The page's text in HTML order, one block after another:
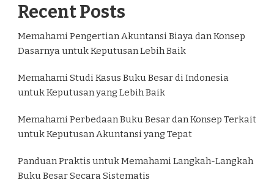
Recent Posts
Memahami Pengertian Akuntansi Biaya dan Konsep
Dasarnya untuk Keputusan Lebih Baik
Memahami Studi Kasus Buku Besar di Indonesia
untuk Keputusan yang Lebih Baik
Memahami Perbedaan Buku Besar dan Konsep Terkait
untuk Keputusan Akuntansi yang Tepat
Panduan Praktis untuk Memahami Langkah-Langkah
Buku Besar Secara Sistematis